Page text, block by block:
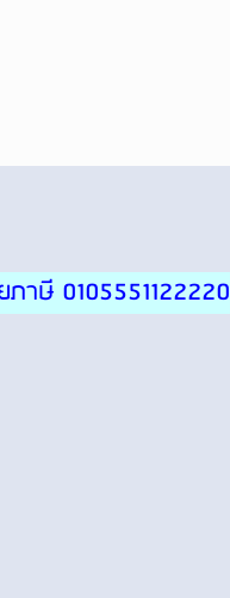
าษี 0105551122220